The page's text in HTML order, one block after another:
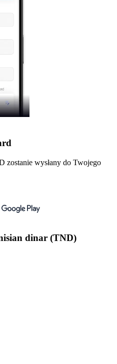
zostanie wysłany do Twojego
dinar (TND)